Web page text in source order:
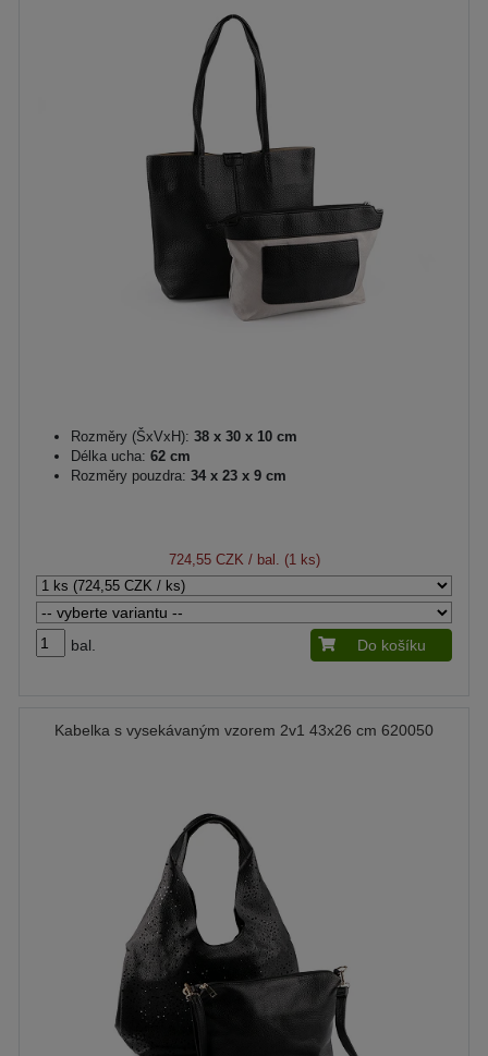
Rozměry (ŠxVxH): 38 x 30 x 10 cm
Délka ucha: 62 cm
Rozměry pouzdra: 34 x 23 x 9 cm
724,55 CZK / bal. (1 ks)
bal. Do košíku
Kabelka s vysekávaným vzorem 2v1 43x26 cm 620050